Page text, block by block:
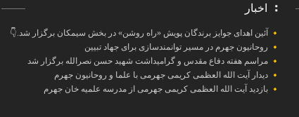
اخبار
آئین اهدای جوایز برندگان پویش «راه روشن» در بخش سیمکان برگزار شد.👇
روحانیون جهرم در مسیر توانمندسازی برای جهاد تبیین
مراسم هفته دفاع مقدس و گرامیداشت شهید حسن نصرالله برگزار شد
دیدار آیت الله العظمی کریمی جهرمی با علما و روحانیون جهرم
بازدید آیت الله العظمی کریمی جهرمی از مدرسه علمیه خان جهرم